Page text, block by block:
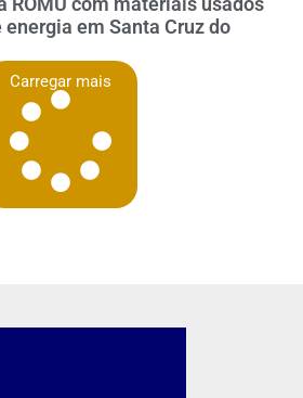
em Santa Cruz do
Carregar mais